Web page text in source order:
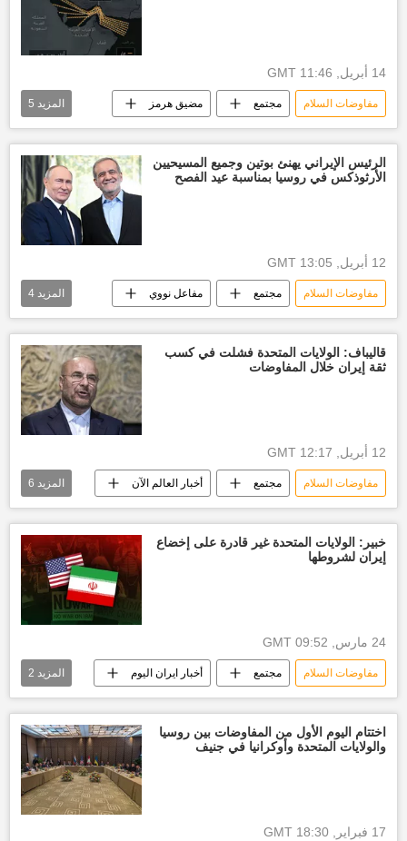
14 أبريل, 11:46 GMT
مفاوضات السلام مجتمع مضيق هرمز
أخبار ايران اليوم أخبار الخليج
الولايات المتحدة الأمريكية موسكو
مفاوضات
المزيد 5
الرئيس الإيراني يهنئ بوتين وجميع المسيحيين
الأرثوذكس في روسيا بمناسبة عيد الفصح
12 أبريل, 13:05 GMT
مفاوضات السلام مجتمع مفاعل نووي
مفاوضات أخبار ايران اليوم
أخبار الاتحاد الأوروبي عيد
المزيد 4
قاليباف: الولايات المتحدة فشلت في كسب
ثقة إيران خلال المفاوضات
12 أبريل, 12:17 GMT
مفاوضات السلام مجتمع أخبار العالم الآن
العالم العربي الوطن العربي
أخبار ايران اليوم واشنطن
أخبار الخليج
المزيد 6
خبير: الولايات المتحدة غير قادرة على إخضاع
إيران لشروطها
24 مارس, 09:52 GMT
مفاوضات السلام مجتمع أخبار ايران اليوم
أخبار الخليج أخبار الشرق الأوسط
المزيد 2
اختتام اليوم الأول من المفاوضات بين روسيا
والولايات المتحدة وأوكرانيا في جنيف
17 فبراير, 18:30 GMT